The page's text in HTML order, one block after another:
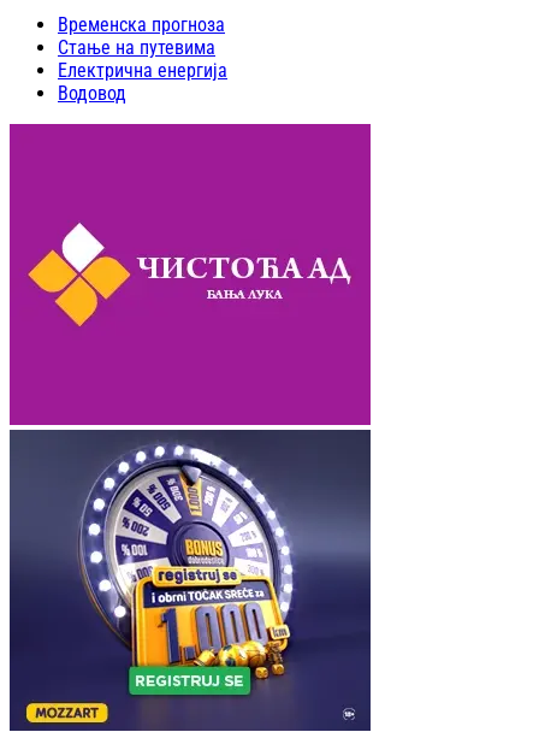
Временска прогноза
Стање на путевима
Електрична енергија
Водовод